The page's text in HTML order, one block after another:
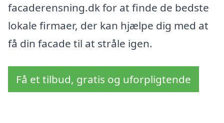
facaderensning.dk for at finde de bedste
lokale firmaer, der kan hjælpe dig med at
få din facade til at stråle igen.
Få et tilbud, gratis og uforpligtende